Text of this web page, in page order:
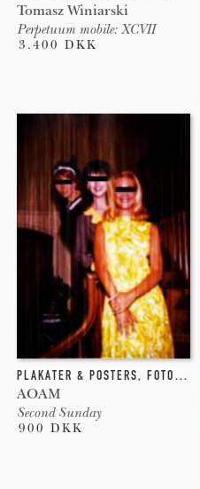
Tomasz Winiarski
Perpetuum mobile: XCVII
3.400 DKK
PLAKATER & POSTERS, FOTOGRAFI
AOAM
Second Sunday
900 DKK